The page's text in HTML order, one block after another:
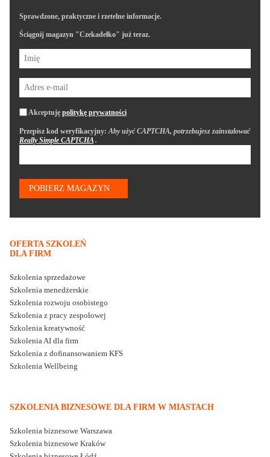
Sprawdzone, praktyczne i rzetelne informacje.
Ściągnij magazyn "Czekadełko" już teraz.
Akceptuję politykę prywatności
Przepisz kod weryfikacyjny:Aby użyć CAPTCHA, potrzebujesz zainstalować
Really Simple CAPTCHA.
OFERTA SZKOLEŃ
DLA FIRM
Szkolenia sprzedażowe
Szkolenia menedżerskie
Szkolenia rozwoju osobistego
Szkolenia z pracy zespołowej
Szkolenia kreatywność
Szkolenia AI dla firm
Szkolenia z dofinansowaniem KFS
Szkolenia Wellbeing
SZKOLENIA BIZNESOWE DLA FIRM W MIASTACH
Szkolenia biznesowe Warszawa
Szkolenia biznesowe Kraków